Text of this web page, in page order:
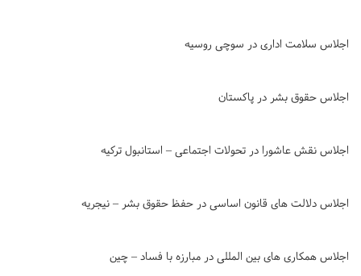
اجلاس سلامت اداری در سوچی روسیه
اجلاس حقوق بشر در پاکستان
اجلاس نقش عاشورا در تحولات اجتماعی – استانبول ترکیه
اجلاس دلالت های قانون اساسی در حفظ حقوق بشر – نیجریه
اجلاس همکاری های بین المللی در مبارزه با فساد – چین